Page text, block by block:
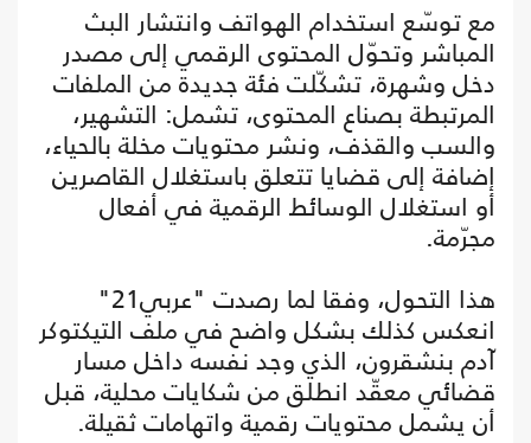
مع توسّع استخدام الهواتف وانتشار البث
المباشر وتحوّل المحتوى الرقمي إلى مصدر
دخل وشهرة، تشكّلت فئة جديدة من الملفات
المرتبطة بصناع المحتوى، تشمل: التشهير،
والسب والقذف، ونشر محتويات مخلة بالحياء،
إضافة إلى قضايا تتعلق باستغلال القاصرين
أو استغلال الوسائط الرقمية في أفعال
مجرّمة.
هذا التحول، وفقا لما رصدت "عربي21"
انعكس كذلك بشكل واضح في ملف التيكتوكر
آدم بنشقرون، الذي وجد نفسه داخل مسار
قضائي معقّد انطلق من شكايات محلية، قبل
أن يشمل محتويات رقمية واتهامات ثقيلة.